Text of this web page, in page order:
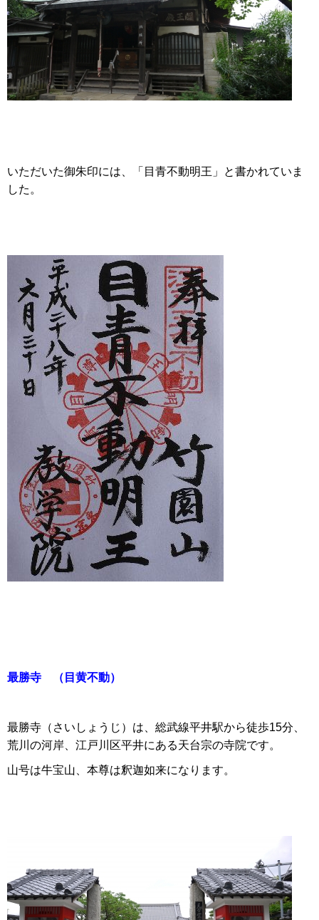
いただいた御朱印には、「目青不動明王」と書かれていま
した。
最勝寺 （目黄不動）
最勝寺（さいしょうじ）は、総武線平井駅から徒歩15分、
荒川の河岸、江戸川区平井にある天台宗の寺院です。
山号は牛宝山、本尊は釈迦如来になります。